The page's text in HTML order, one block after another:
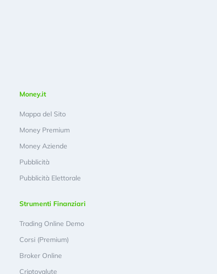
Money.it
Mappa del Sito
Money Premium
Money Aziende
Pubblicità
Pubblicità Elettorale
Strumenti Finanziari
Trading Online Demo
Corsi (Premium)
Broker Online
Criptovalute